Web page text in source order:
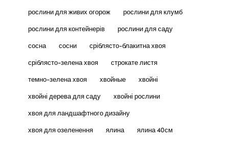
рослини для живих огорож
рослини для клумб
рослини для контейнерів
рослини для саду
сосна
сосни
сріблясто-блакитна хвоя
сріблясто-зелена хвоя
строкате листя
темно-зелена хвоя
хвойные
хвойні
хвойні дерева для саду
хвойні рослини
хвоя для ландшафтного дизайну
хвоя для озеленення
ялина ялина 40см